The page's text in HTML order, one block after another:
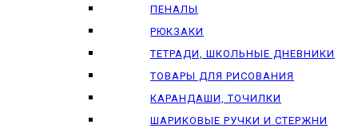
ПЕНАЛЫ
РЮКЗАКИ
ТЕТРАДИ, ШКОЛЬНЫЕ ДНЕВНИКИ
ТОВАРЫ ДЛЯ РИСОВАНИЯ
КАРАНДАШИ, ТОЧИЛКИ
ШАРИКОВЫЕ РУЧКИ И СТЕРЖНИ